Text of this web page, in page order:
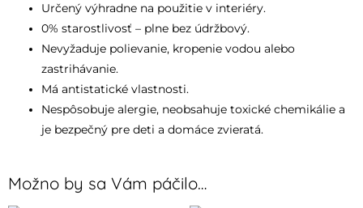
Určený výhradne na použitie v interiéry.
0% starostlivosť – plne bez údržbový.
Nevyžaduje polievanie, kropenie vodou alebo
zastrihávanie.
Má antistatické vlastnosti.
Nespôsobuje alergie, neobsahuje toxické chemikálie a
je bezpečný pre deti a domáce zvieratá.
Možno by sa Vám páčilo…